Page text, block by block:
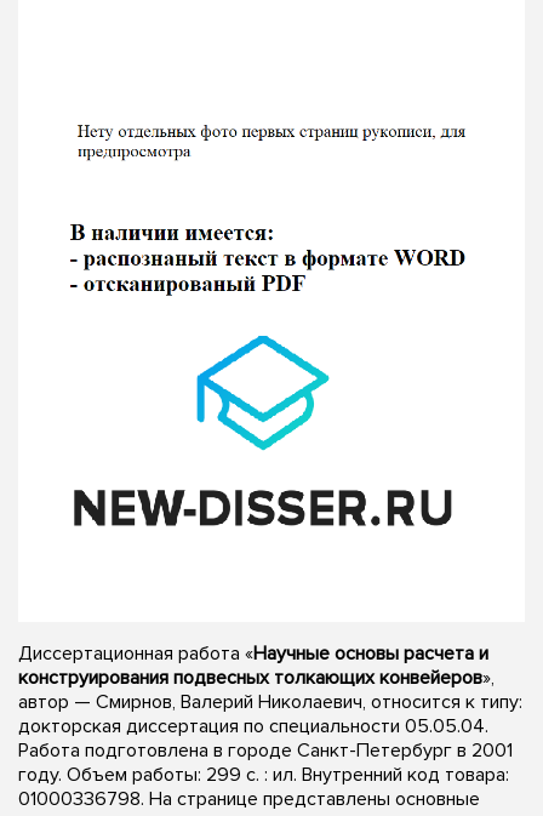
Диссертационная работа «Научные основы расчета и
конструирования подвесных толкающих конвейеров»,
автор — Смирнов, Валерий Николаевич, относится к типу:
докторская диссертация по специальности 05.05.04.
Работа подготовлена в городе Санкт-Петербург в 2001
году. Объем работы: 299 с. : ил. Внутренний код товара:
01000336798. На странице представлены основные